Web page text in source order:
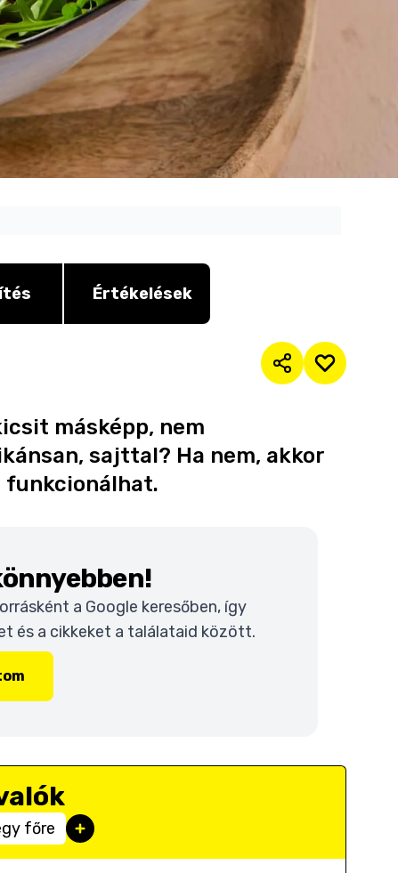
Értékelések
másképp, nem
sajttal? Ha nem, akkor
a Google keresőben, így
és a cikkeket a találataid között.
főre